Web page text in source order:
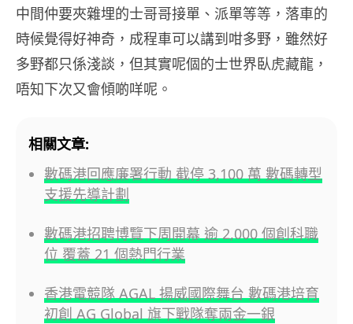
中間仲要夾雜埋的士哥哥接單、派單等等，落車的
時候覺得好神奇，成程車可以講到咁多野，雖然好
多野都只係淺談，但其實呢個的士世界臥虎藏龍，
唔知下次又會傾啲咩呢。
相關文章:
數碼港回應廉署行動 截停 3,100 萬 數碼轉型
支援先導計劃
數碼港招聘博覽下周開幕 逾 2,000 個創科職
位 覆蓋 21 個熱門行業
香港電競隊 AGAL 揚威國際舞台 數碼港培育
初創 AG Global 旗下戰隊奪兩金一銀